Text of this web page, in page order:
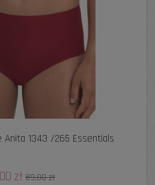
1343 /265 Essentials
zł 89,00 zł